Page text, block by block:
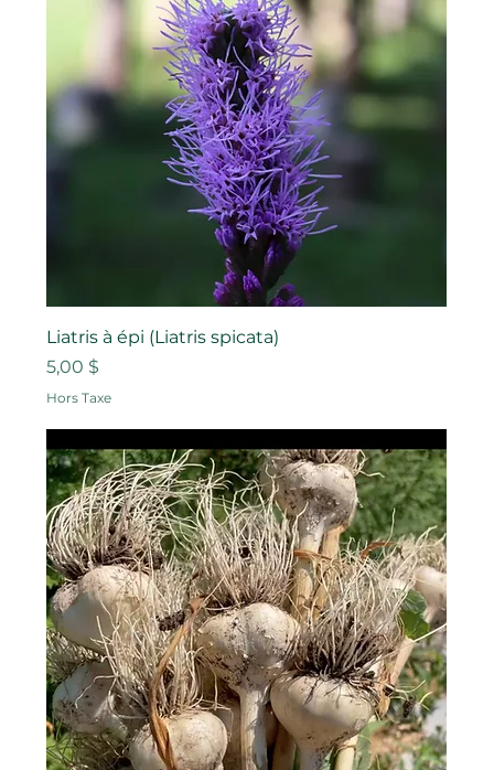
Liatris à épi (Liatris spicata)
Prix
5,00 $
Hors Taxe